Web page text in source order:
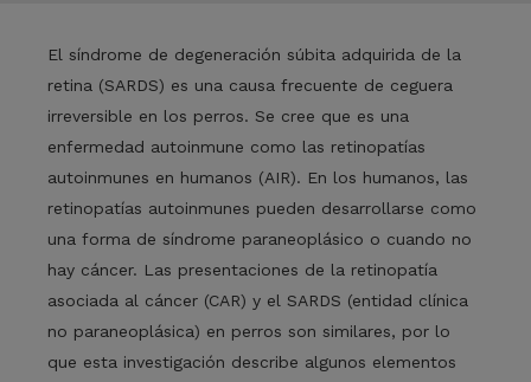
El síndrome de degeneración súbita adquirida de la
retina (SARDS) es una causa frecuente de ceguera
irreversible en los perros. Se cree que es una
enfermedad autoinmune como las retinopatías
autoinmunes en humanos (AIR). En los humanos, las
retinopatías autoinmunes pueden desarrollarse como
una forma de síndrome paraneoplásico o cuando no
hay cáncer. Las presentaciones de la retinopatía
asociada al cáncer (CAR) y el SARDS (entidad clínica
no paraneoplásica) en perros son similares, por lo
que esta investigación describe algunos elementos